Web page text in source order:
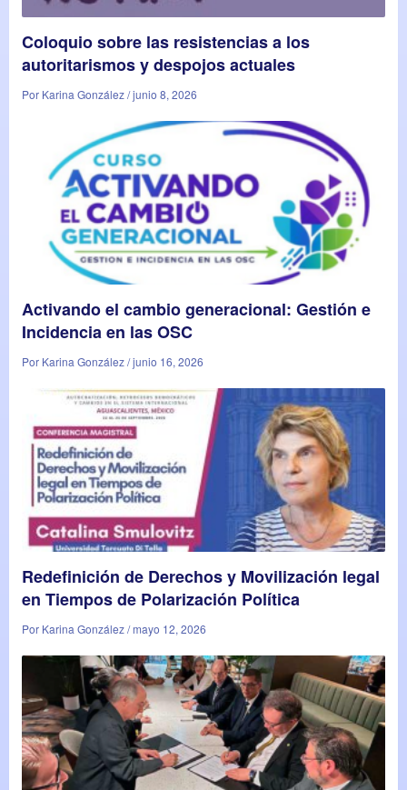
Coloquio sobre las resistencias a los
autoritarismos y despojos actuales
Por Karina González / junio 8, 2026
Activando el cambio generacional: Gestión e
Incidencia en las OSC
Por Karina González / junio 16, 2026
Redefinición de Derechos y Movilización legal
en Tiempos de Polarización Política
Por Karina González / mayo 12, 2026